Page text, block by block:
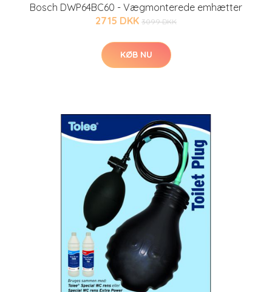
Bosch DWP64BC60 - Vægmonterede emhætter
2715 DKK 3099 DKK
KØB NU